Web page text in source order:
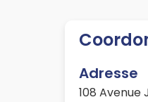
Adresse
108 Avenue